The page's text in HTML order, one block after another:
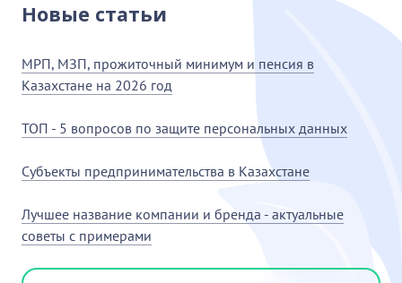
Новые статьи
МРП, МЗП, прожиточный минимум и пенсия в
Казахстане на 2026 год
ТОП - 5 вопросов по защите персональных данных
Субъекты предпринимательства в Казахстане
Лучшее название компании и бренда - актуальные
советы с примерами